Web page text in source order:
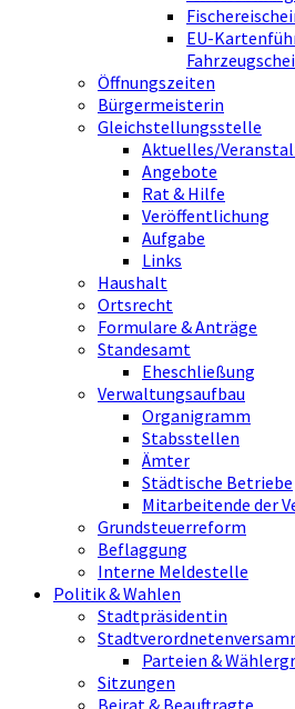
EU-
Öffnungszeiten
Bürgermeisterin
Gleichstellungsstelle
Aktuelles/
Angebote
Rat & Hilfe
Veröffentlichung
Aufgabe
Links
Haushalt
Ortsrecht
Formulare & Anträge
Standesamt
Eheschließung
Verwaltungsaufbau
Organigramm
Stabsstellen
Ämter
Städtische Betriebe
Mitarbeitende der
Grundsteuerreform
Beflaggung
Interne Meldestelle
Politik & Wahlen
Stadtpräsidentin
Parteien &
Sitzungen
Beirat & Beauftragte